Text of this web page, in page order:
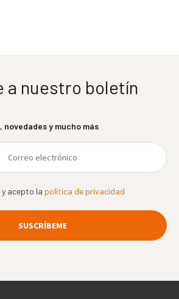
a nuestro boletín
novedades y mucho más
acepto la política de privacidad